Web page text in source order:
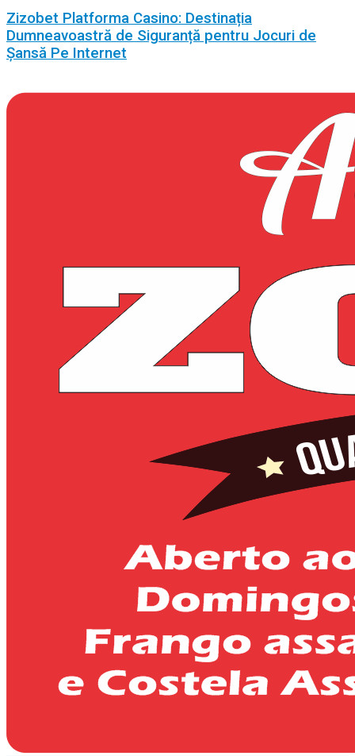
Zizobet Platforma Casino: Destinația
Dumneavoastră de Siguranță pentru Jocuri de
Șansă Pe Internet